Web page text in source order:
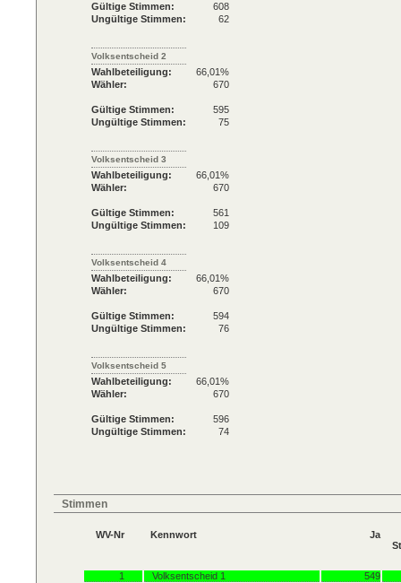
Gültige Stimmen:
608
Ungültige Stimmen:
62
Volksentscheid 2
Wahlbeteiligung:
66,01%
Wähler:
670
Gültige Stimmen:
595
Ungültige Stimmen:
75
Volksentscheid 3
Wahlbeteiligung:
66,01%
Wähler:
670
Gültige Stimmen:
561
Ungültige Stimmen:
109
Volksentscheid 4
Wahlbeteiligung:
66,01%
Wähler:
670
Gültige Stimmen:
594
Ungültige Stimmen:
76
Volksentscheid 5
Wahlbeteiligung:
66,01%
Wähler:
670
Gültige Stimmen:
596
Ungültige Stimmen:
74
Stimmen
WV-Nr Kennwort
Ja
1 Volksentscheid 1 549